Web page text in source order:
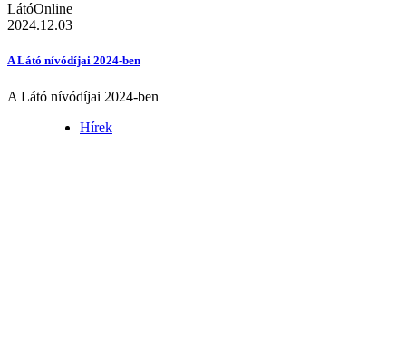
LátóOnline
2024.12.03
A Látó nívódíjai 2024-ben
A Látó nívódíjai 2024-ben
Hírek